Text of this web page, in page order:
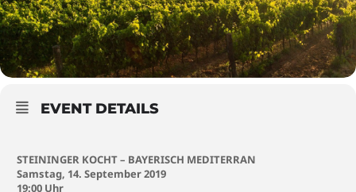
EVENT DETAILS
STEININGER KOCHT – BAYERISCH MEDITERRAN
Samstag, 14. September 2019
19:00 Uhr